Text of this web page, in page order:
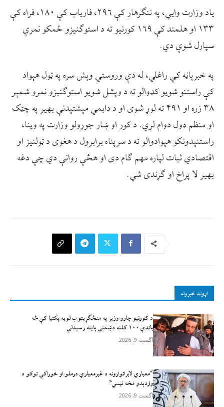
یاد وزارت وايي، په ننګرهار کې ۲۹۶، فاریاب کې ۱۸۰، فراه کې
۱۳۳ او هلمند کې ۱۶۹ کورنیو ته د استوګنیزو ځمکو نمرې
سپارل شوې دي.
په خبرپاڼه کې راغلي، له دې وروستي وېش سره په ټول هېواد
کې راستنو شویو کډوالو ته د وېشل شویو استوګنیزو نمرو شمېر
۳۸ زره او ۴۹۱ ته لوړ شوی او د دایمي مېشتېدنې بهیر په چټک
او منظم ډول دوام لري. د کور او ښار جوړولو وزارت په وینا،
راستنېدونکو هېوادوالو ته د سرپناه برابرول د هغوی د ټولنیز او
اقتصادي ثبات لپاره مهم ګام دی او هڅې روانې دي چې دغه
بهیر لا پراخ او ګړندی شي.
اړوند خبرونه
د کورنیو چارو وزیر په منځګړیتوب لویه پکتیا کې څه
باندې ۱۰۰ کلنه دښمني پایته رسېدلې
آگست 9, 2026
“معیاري لابراتوارونه د غیرمعیاري درملو او خوراکي توکو د
واردېدو مخه نیسي”
آگست 9, 2026